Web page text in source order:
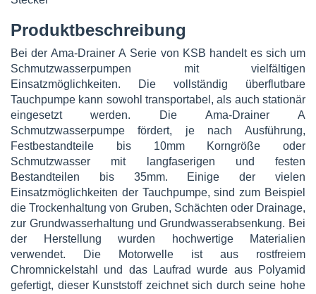
Produktbeschreibung
Bei der Ama-Drainer A Serie von KSB handelt es sich um
Schmutzwasserpumpen mit vielfältigen
Einsatzmöglichkeiten. Die vollständig überflutbare
Tauchpumpe kann sowohl transportabel, als auch stationär
eingesetzt werden. Die Ama-Drainer A
Schmutzwasserpumpe fördert, je nach Ausführung,
Festbestandteile bis 10mm Korngröße oder
Schmutzwasser mit langfaserigen und festen
Bestandteilen bis 35mm. Einige der vielen
Einsatzmöglichkeiten der Tauchpumpe, sind zum Beispiel
die Trockenhaltung von Gruben, Schächten oder Drainage,
zur Grundwasserhaltung und Grundwasserabsenkung. Bei
der Herstellung wurden hochwertige Materialien
verwendet. Die Motorwelle ist aus rostfreiem
Chromnickelstahl und das Laufrad wurde aus Polyamid
gefertigt, dieser Kunststoff zeichnet sich durch seine hohe